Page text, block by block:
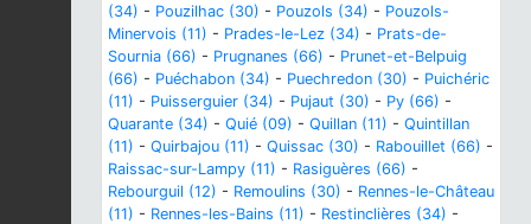
(34) - Pouzilhac (30) - Pouzols (34) - Pouzols-
Minervois (11) - Prades-le-Lez (34) - Prats-de-
Sournia (66) - Prugnanes (66) - Prunet-et-Belpuig
(66) - Puéchabon (34) - Puechredon (30) - Puichéric
(11) - Puisserguier (34) - Pujaut (30) - Py (66) -
Quarante (34) - Quié (09) - Quillan (11) - Quintillan
(11) - Quirbajou (11) - Quissac (30) - Rabouillet (66) -
Raissac-sur-Lampy (11) - Rasiguères (66) -
Rebourguil (12) - Remoulins (30) - Rennes-le-Château
(11) - Rennes-les-Bains (11) - Restinclières (34) -